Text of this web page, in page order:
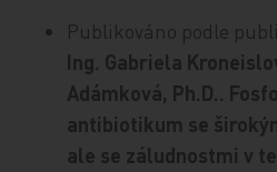
Publikováno podle
Ing. Gabriela
Adámková, Ph.D..
antibiotikum se
ale se záludnostmi v